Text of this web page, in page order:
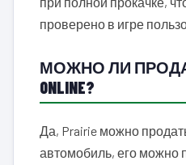
проверено в игре
МОЖНО ЛИ
ONLINE?
Да, Prairie можно
автомобиль, его можно